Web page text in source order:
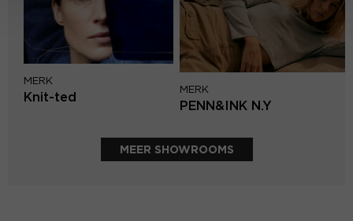
MERK
Knit-ted
MERK
PENN&INK N.Y
MEER SHOWROOMS